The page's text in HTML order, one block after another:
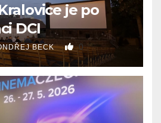
je po
DCI
BECK 0